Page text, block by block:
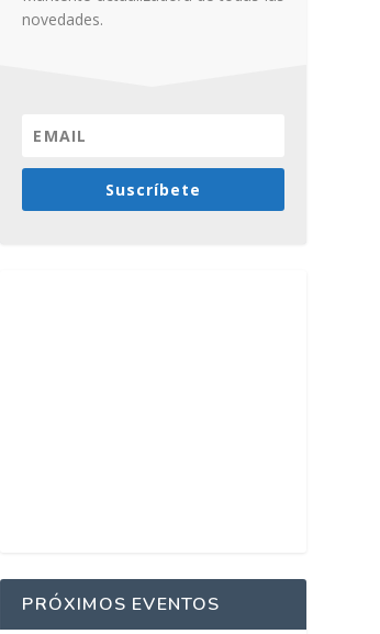
novedades.
Suscríbete
PRÓXIMOS EVENTOS